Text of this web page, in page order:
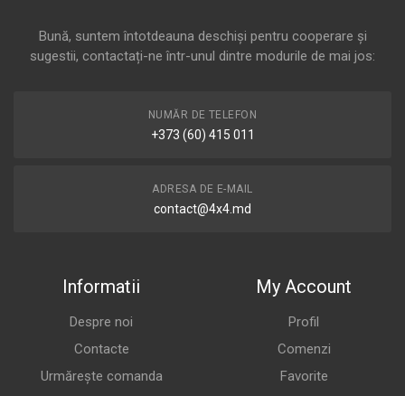
Bună, suntem întotdeauna deschiși pentru cooperare și
sugestii, contactați-ne într-unul dintre modurile de mai jos:
NUMĂR DE TELEFON
+373 (60) 415 011
ADRESA DE E-MAIL
contact@4x4.md
Informatii
Despre noi
Contacte
Urmărește comanda
My Account
Profil
Comenzi
Favorite